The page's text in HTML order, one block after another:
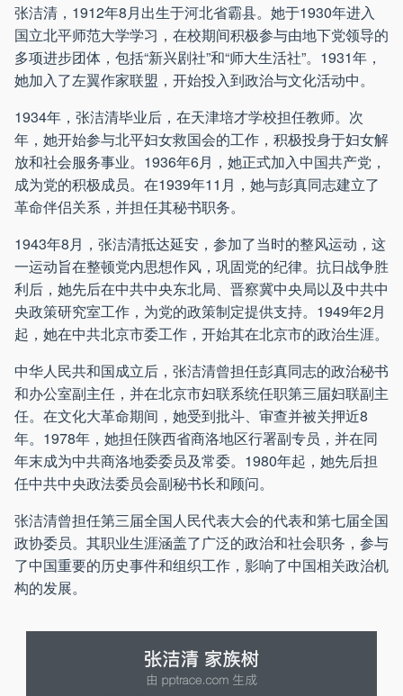
张洁清，1912年8月出生于河北省霸县。她于1930年进入
国立北平师范大学学习，在校期间积极参与由地下党领导的
多项进步团体，包括“新兴剧社”和“师大生活社”。1931年，
她加入了左翼作家联盟，开始投入到政治与文化活动中。
1934年，张洁清毕业后，在天津培才学校担任教师。次
年，她开始参与北平妇女救国会的工作，积极投身于妇女解
放和社会服务事业。1936年6月，她正式加入中国共产党，
成为党的积极成员。在1939年11月，她与彭真同志建立了
革命伴侣关系，并担任其秘书职务。
1943年8月，张洁清抵达延安，参加了当时的整风运动，这
一运动旨在整顿党内思想作风，巩固党的纪律。抗日战争胜
利后，她先后在中共中央东北局、晋察冀中央局以及中共中
央政策研究室工作，为党的政策制定提供支持。1949年2月
起，她在中共北京市委工作，开始其在北京市的政治生涯。
中华人民共和国成立后，张洁清曾担任彭真同志的政治秘书
和办公室副主任，并在北京市妇联系统任职第三届妇联副主
任。在文化大革命期间，她受到批斗、审查并被关押近8
年。1978年，她担任陕西省商洛地区行署副专员，并在同
年末成为中共商洛地委委员及常委。1980年起，她先后担
任中共中央政法委员会副秘书长和顾问。
张洁清曾担任第三届全国人民代表大会的代表和第七届全国
政协委员。其职业生涯涵盖了广泛的政治和社会职务，参与
了中国重要的历史事件和组织工作，影响了中国相关政治机
构的发展。